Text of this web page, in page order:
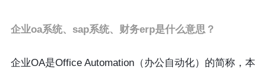
企业oa系统、sap系统、财务erp是什么意思？
企业OA是Office Automation（办公自动化）的简称，本